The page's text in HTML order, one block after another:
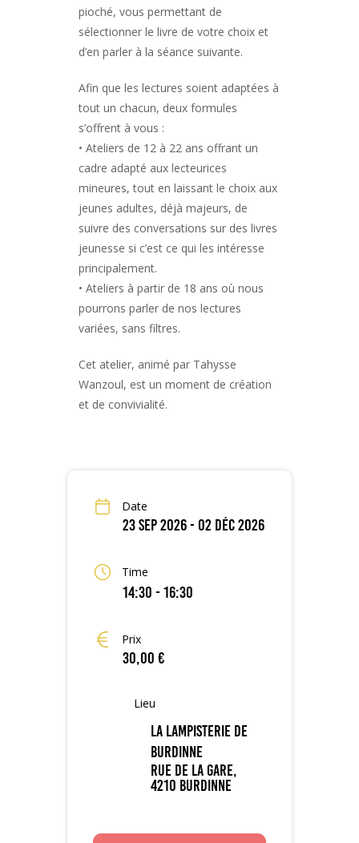
pioché, vous permettant de
sélectionner le livre de votre choix et
d’en parler à la séance suivante.
Afin que les lectures soient adaptées à
tout un chacun, deux formules
s’offrent à vous :
• Ateliers de 12 à 22 ans offrant un
cadre adapté aux lecteurices
mineures, tout en laissant le choix aux
jeunes adultes, déjà majeurs, de
suivre des conversations sur des livres
jeunesse si c’est ce qui les intéresse
principalement.
• Ateliers à partir de 18 ans où nous
pourrons parler de nos lectures
variées, sans filtres.
Cet atelier, animé par Tahysse
Wanzoul, est un moment de création
et de convivialité.
Date
23 Sep 2026- 02 Déc 2026
Time
14:30 - 16:30
Prix
30,00 €
Lieu
La Lampisterie de
Burdinne
Rue de la gare,
4210 Burdinne